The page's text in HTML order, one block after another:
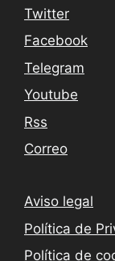
Twitter
Facebook
Telegram
Youtube
Rss
Correo
Aviso legal
Política de
Política de